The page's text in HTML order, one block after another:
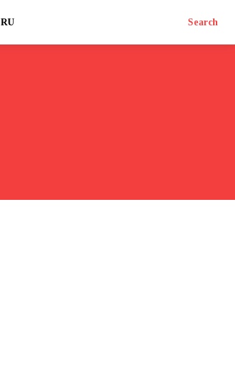
RU Search